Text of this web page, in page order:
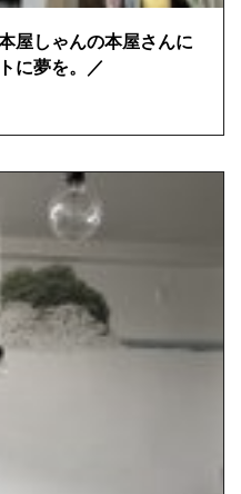
屋しゃんの本屋さんに
に夢を。／